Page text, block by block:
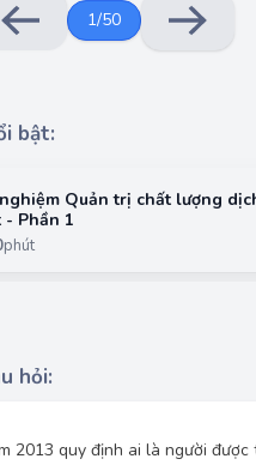
1/50
bật:
Quản trị chất lượng
Phần 1
phút
hỏi:
2013 quy định ai là người được